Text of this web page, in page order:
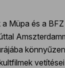
Müpa és a